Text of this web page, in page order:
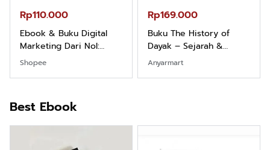
Rp110.000
Ebook & Buku Digital
Marketing Dari Nol:
Fondasi & Mindset untuk
Pemula
Shopee
Rp169.000
Buku The History of
Dayak – Sejarah &
Identitas Borneo Asli
Anyarmart
Best Ebook